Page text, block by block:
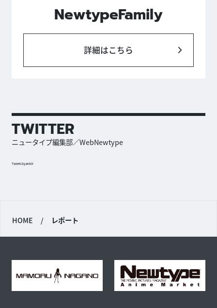
NewtypeFamily
詳細はこちら
TWITTER
ニュータイプ編集部／WebNewtype
Tweets by antch
HOME / レポート